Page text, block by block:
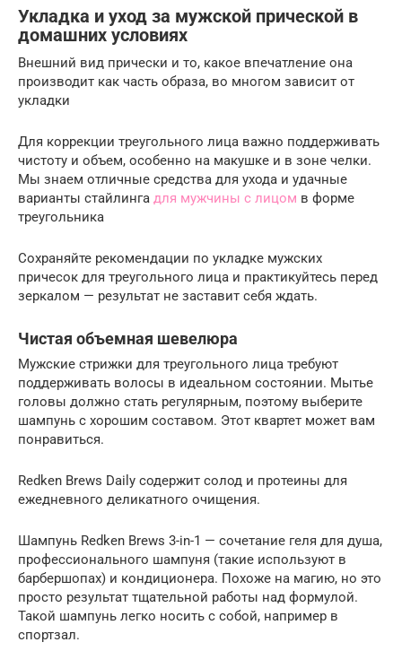
Укладка и уход за мужской прической в
домашних условиях
Внешний вид прически и то, какое впечатление она
производит как часть образа, во многом зависит от
укладки
Для коррекции треугольного лица важно поддерживать
чистоту и объем, особенно на макушке и в зоне челки.
Мы знаем отличные средства для ухода и удачные
варианты стайлинга для мужчины с лицом в форме
треугольника
Сохраняйте рекомендации по укладке мужских
причесок для треугольного лица и практикуйтесь перед
зеркалом — результат не заставит себя ждать.
Чистая объемная шевелюра
Мужские стрижки для треугольного лица требуют
поддерживать волосы в идеальном состоянии. Мытье
головы должно стать регулярным, поэтому выберите
шампунь с хорошим составом. Этот квартет может вам
понравиться.
Redken Brews Daily содержит солод и протеины для
ежедневного деликатного очищения.
Шампунь Redken Brews 3-in-1 — сочетание геля для душа,
профессионального шампуня (такие используют в
барбершопах) и кондиционера. Похоже на магию, но это
просто результат тщательной работы над формулой.
Такой шампунь легко носить с собой, например в
спортзал.